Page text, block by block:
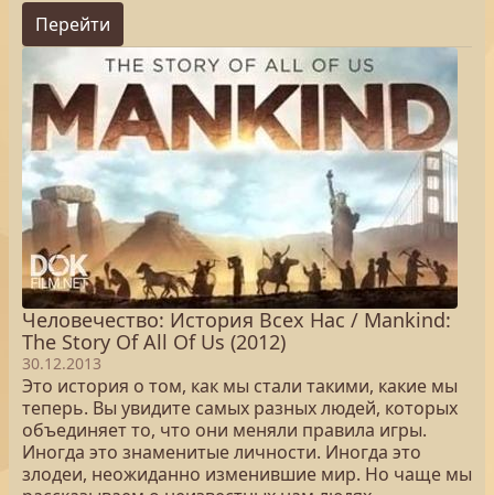
Перейти
Человечество: История Всех Нас / Mankind:
The Story Of All Of Us (2012)
30.12.2013
Это история о том, как мы стали такими, какие мы
теперь. Вы увидите самых разных людей, которых
объединяет то, что они меняли правила игры.
Иногда это знаменитые личности. Иногда это
злодеи, неожиданно изменившие мир. Но чаще мы